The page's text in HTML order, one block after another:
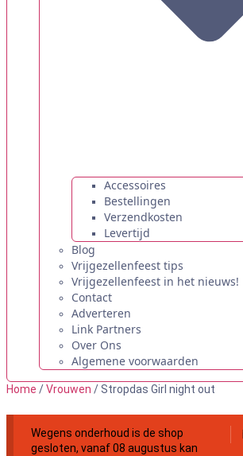
Accessoires
Bestellingen
Verzendkosten
Levertijd
Blog
Vrijgezellenfeest tips
Vrijgezellenfeest in het nieuws!
Contact
Adverteren
Link Partners
Over Ons
Algemene voorwaarden
Home /Vrouwen / Stropdas Girl night out
Wegens onderhoud is de shop
gesloten, vanaf 08 augustus kan